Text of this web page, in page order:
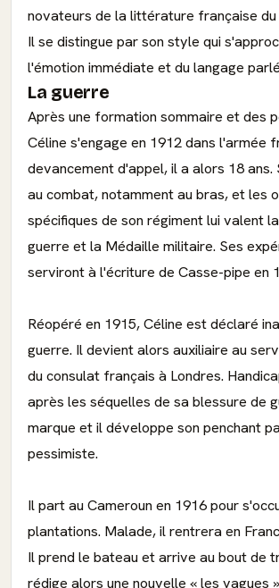
novateurs de la littérature française du
Il se distingue par son style qui
l'émotion immédiate et du langage
La guerre
Après une formation sommaire et des
Céline s'engage en 1912 dans l'armée
devancement d'appel, il a alors 18 ans.
au combat, notamment au bras, et les
spécifiques de son régiment lui valent
guerre et la Médaille militaire. Ses
serviront à l'écriture de Casse-pipe en
Réopéré en 1915, Céline est déclaré
guerre. Il devient alors auxiliaire au
du consulat français à Londres.
après les séquelles de sa blessure de
marque et il développe son penchant
pessimiste.
Il part au Cameroun en 1916 pour
plantations. Malade, il rentrera en
Il prend le bateau et arrive au bout de
rédige alors une nouvelle « les vagues